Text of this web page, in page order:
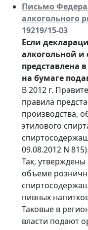
Письмо
алкогольного
19219/15-03
Если
алкогольной и
представлена
на бумаге
В 2012 г.
правила
производства,
этилового
09.08.2012 N 815).
Так,
объеме
пивных
Таковые в
власти подают